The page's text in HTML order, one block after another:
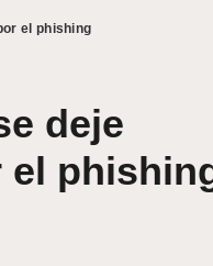
el phishing
deje
el